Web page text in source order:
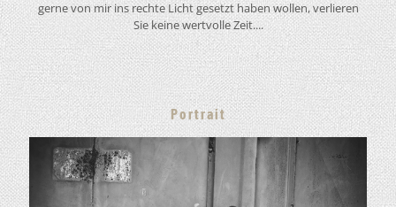
gerne von mir ins rechte Licht gesetzt haben wollen, verlieren
Sie keine wertvolle Zeit....
Portrait